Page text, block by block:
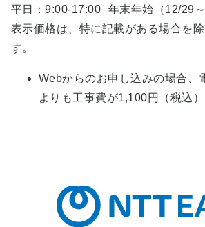
平日：9:00-17:00 年末年始（12/29～
表示価格は、特に記載がある場合を
す。
Webからのお申し込みの場合、
よりも工事費が1,100円（税込）